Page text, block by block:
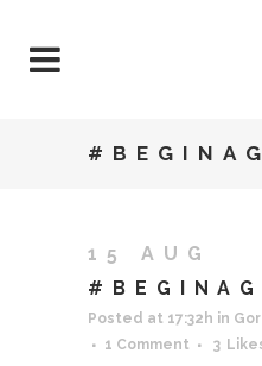
15 AUG
Posted at 17:32h in
1 Comment
3